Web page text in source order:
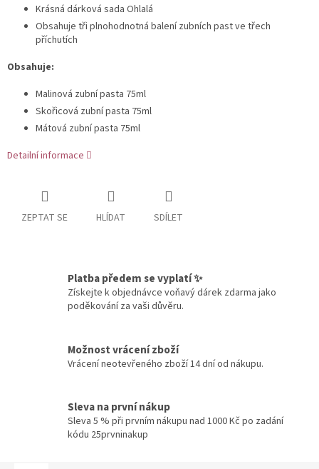
Krásná dárková sada Ohlalá
Obsahuje tři plnohodnotná balení zubních past ve třech
příchutích
Obsahuje:
Malinová zubní pasta 75ml
Skořicová zubní pasta 75ml
Mátová zubní pasta 75ml
Detailní informace
ZEPTAT SE HLÍDAT SDÍLET
Platba předem se vyplatí ✨
Získejte k objednávce voňavý dárek zdarma jako
poděkování za vaši důvěru.
Možnost vrácení zboží
Vrácení neotevřeného zboží 14 dní od nákupu.
Sleva na první nákup
Sleva 5 % při prvním nákupu nad 1000 Kč po zadání
kódu 25prvninakup